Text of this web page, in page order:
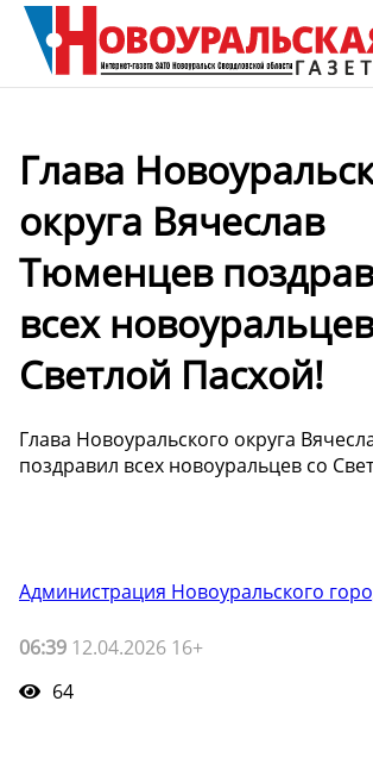
Глава
округа Вячеслав
Тюменцев
всех
Светлой Пасхой!
Глава Новоуральского округа
поздравил всех новоуральцев со
Администрация Новоуральского
06:39 12.04.2026 16+
64